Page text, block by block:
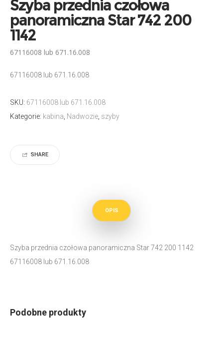
Szyba przednia czołowa
panoramiczna Star 742 200
1142
67116008 lub 671.16.008
67116008 lub 671.16.008
SKU: 67116008 lub 671.16.008
Kategorie: kabina Nadwozie szyby
SHARE
OPIS
Szyba przednia czołowa panoramiczna Star 742 200 1142
67116008 lub 671.16.008
Podobne produkty